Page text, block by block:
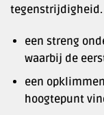
tegenstrijdigheid.
een streng
waarbij de
een
hoogtepunt